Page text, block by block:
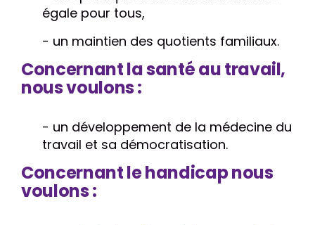
égale pour tous,
- un maintien des quotients familiaux.
Concernant la santé au travail,
nous voulons :
- un développement de la médecine du
travail et sa démocratisation.
Concernant le handicap nous
voulons :